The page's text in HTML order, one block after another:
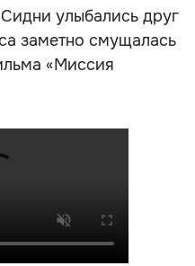
улыбались друг
заметно смущалась
«Миссия